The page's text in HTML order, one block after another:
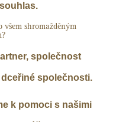
všem shromažděným
společnost
společnosti.
k pomoci s našimi